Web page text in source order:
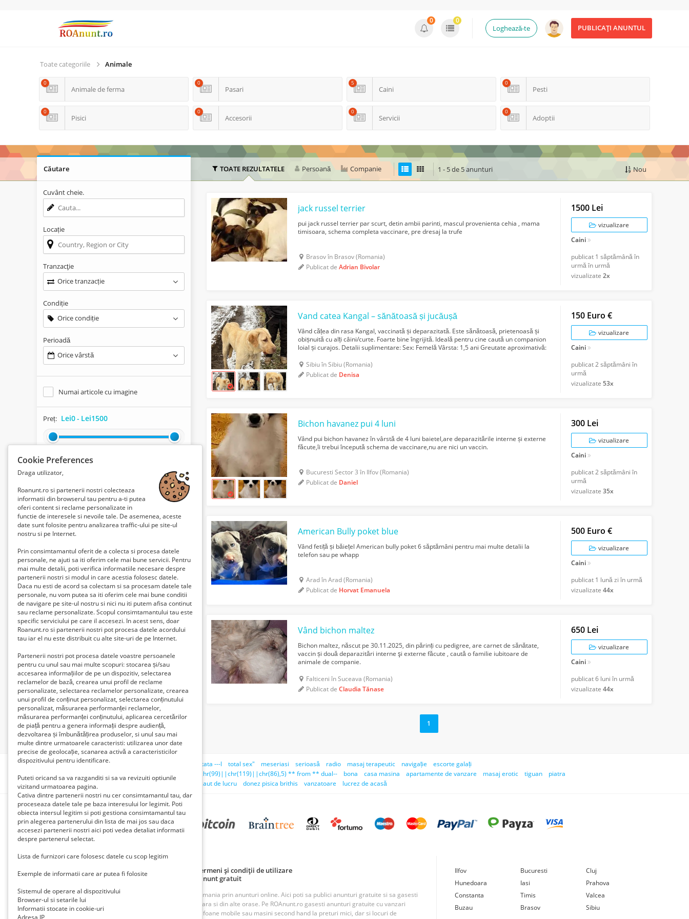
PUBLICAȚI ANUNTUL
Loghează-te
0 0
Toate categoriile Animale
Animale de ferma
0
Pasari
0
Caini
5
Pesti
0
Pisici
0
Accesorii
0
Servicii
0
Adoptii
0
TOATE REZULTATELE Persoană Companie 1 - 5 de 5 anunturi Nou
jack russel terrier
pui jack russel terrier par scurt, detin ambii parinti, mascul provenienta cehia , mama
timisoara, schema completa vaccinare, pre dresaj la trufe
Brasov în Brasov (Romania)
Publicat deAdrian Bivolar
1500 Lei
vizualizare
Caini
publicat 1 săptămână în
urmă în urmă
vizualizate 2x
Vand catea Kangal – sănătoasă și jucăușă
Vând cățea din rasa Kangal, vaccinată și deparazitată. Este sănătoasă, prietenoasă și
obișnuită cu alți câini/curte. Foarte bine îngrijită. Ideală pentru cine caută un companion
loial și curajos. Detalii suplimentare: Sex: Femelă Vârsta: 1,5 ani Greutate aproximativă:
Sibiu în Sibiu (Romania)
Publicat de Denisa
150 Euro €
vizualizare
Caini
publicat2 săptămâni în
urmă
vizualizate 53x
Bichon havanez pui 4 luni
Vând pui bichon havanez în vârstă de 4 luni baietel,are deparazitările interne și externe
făcute,îi trebui începută schema de vaccinare,nu are nici un vaccin.
Bucuresti Sector 3 în Ilfov (Romania)
Publicat de Daniel
300 Lei
vizualizare
Caini
publicat2 săptămâni în
urmă
vizualizate 35x
American Bully poket blue
Vând fetiță și băiețel American bully poket 6 săptămâni pentru mai multe detalii la
telefon sau pe whapp
Arad în Arad (Romania)
Publicat de Horvat Emanuela
500 Euro €
vizualizare
Caini
publicat 1 lună zi în urmă
vizualizate 44x
Vând bichon maltez
Bichon maltez, născut pe 30.11.2025, din părinți cu pedigree, are carnet de sănătate,
vaccin și două deparazitări interne şi externe făcute , caută o familie iubitoare de
animale de companie.
Falticeni în Suceava (Romania)
Publicat deClaudia Tănase
650 Lei
vizualizare
Caini
publicat6 luni în urmă
vizualizate 44x
1
Căutare
Cuvânt cheie.
Locație
Tranzacţie
Orice tranzacție
Condiție
Orice condiție
Perioadă
Orice vârstă
Numai articole cu imagine
Preț: Lei0- Lei1500
Abonați-vă la această căutare
Curățați câmpurile
Cookie Preferences
Draga utilizator,
Roanunt.ro si partenerii nostri colecteaza
informatii din browserul tau pentru a-ti putea
oferi content si reclame personalizate in
functie de interesele si nevoile tale. De asemenea, aceste
date sunt folosite pentru analizarea traffic-ului pe site-ul
nostru si pe Internet.
Prin consimtamantul oferit de a colecta si procesa datele
personale, ne ajuti sa iti oferim cele mai bune servicii. Pentru
mai multe detalii, poti verifica informatiile necesare despre
partenerii nostri si modul in care acestia folosesc datele.
Daca nu esti de acord sa colectam si sa procesam datele tale
personale, nu vom putea sa iti oferim cele mai bune conditii
de navigare pe site-ul nostru si nici nu iti putem afisa continut
sau reclame personalizate. Scopul consimtamantului tau este
specific serviciului pe care il accesezi. In acest sens, doar
Roanunt.ro si partenerii nostri pot procesa datele acordului
tau iar el nu este distribuit cu alte site-uri de pe Internet.
Partenerii nostri pot procesa datele voastre persoanele
pentru cu unul sau mai multe scopuri: stocarea și/sau
accesarea informațiilor de pe un dispozitiv, selectarea
reclamelor de bază, crearea unui profil de reclame
personalizate, selectarea reclamelor personalizate, crearea
unui profil de conținut personalizat, selectarea conținutului
personalizat, măsurarea performanței reclamelor,
măsurarea performanței conținutului, aplicarea cercetărilor
de piață pentru a genera informații despre audiență,
dezvoltarea și îmbunătățirea produselor, si unul sau mai
multe dintre urmatoarele caracteristi: utilizarea unor date
precise de geolocație, scanarea activă a caracteristicilor
dispozitivului pentru identificare.
Puteti oricand sa va razganditi si sa va revizuiti optiunile
vizitand urmatoarea pagina.
Cativa dintre partenerii nostri nu cer consimtamantul tau, dar
proceseaza datele tale pe baza interesului lor legimit. Poti
obiecta intersul legitim si poti gestiona consimtamantul tau
prin alegerea partenerului din lista de mai jos sau daca
accesezi partenerii nostri aici poti vedea detaliat informatii
despre partenerul selectat.
Lista de furnizori care folosesc datele cu scop legitim
Exemple de informatii care ar putea fi folosite
Sistemul de operare al dispozitivului
Browser-ul si setarile lui
Informatii stocate in cookie-uri
Adresa IP
Căutări recente: cablu profesional conectori auriti 2 x f tata ---l total sex" meseriasi serioasă radio masaj terapeutic navigație
escorte galați
teno)));select ** dbms_pipe.receive_message(chr(118)||chr(99)||chr(119)||chr(86),5) ** from ** dual--
bona casa masina apartamente de vanzare masaj erotic tiguan
piatra
teno')));(select ** * ** from ** (select(sleep(5)))qdxs)#
caut de lucru donez pisica brithis vanzatoare lucrez de acasă
PARTENERII NOȘTRI
Politică de confidențialitate Politica cookie
Termeni și condiții de utilizare
Principii de publicare anunț gratuit
Cum adaug anunt gratuit
ROAnunt este o platforma de vanzare si cumparare din Romania prin anunturi online. Aici poti sa publici anunturi gratuite si sa gasesti
oferte foarte bune din Bucuresti, Iasi, Cluj, Craiova, Timisoara si din alte orase. Pe ROAnunt.ro gasesti anunturi gratuite cu vanzari
imobiliare, inchirieri imobiliare, vanzari case, terenuri, telefoane mobile sau masini second hand la preturi mici, dar si locuri de
Ilfov Bucuresti
Cluj
Hunedoara
Iasi
Prahova
Constanta
Timis
Valcea
Buzau
Brasov Sibiu